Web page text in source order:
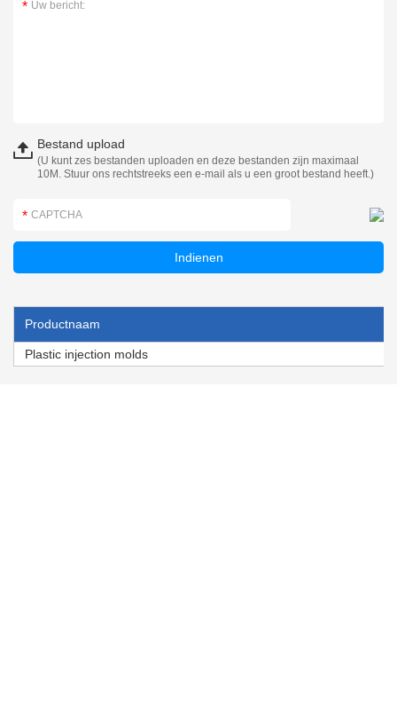
Bestand upload
(U kunt zes bestanden uploaden en deze bestanden zijn maximaal
10M. Stuur ons rechtstreeks een e-mail als u een groot bestand heeft.)
Productnaam
Plastic injection molds